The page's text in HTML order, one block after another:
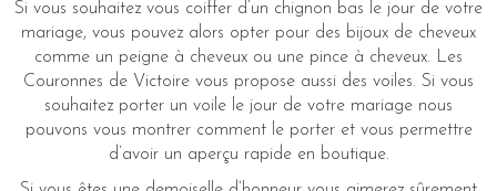
Si vous souhaitez vous coiffer d’un chignon bas le jour de votre
mariage, vous pouvez alors opter pour des bijoux de cheveux
comme un peigne à cheveux ou une pince à cheveux. Les
Couronnes de Victoire vous propose aussi des voiles. Si vous
souhaitez porter un voile le jour de votre mariage nous
pouvons vous montrer comment le porter et vous permettre
d’avoir un aperçu rapide en boutique.